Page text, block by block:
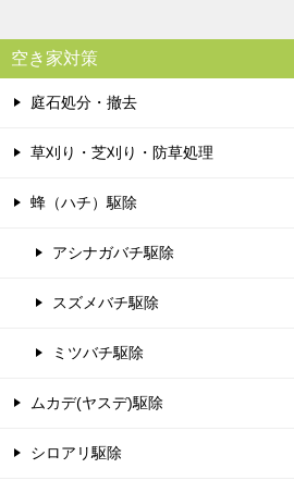
空き家対策
庭石処分・撤去
草刈り・芝刈り・防草処理
蜂（ハチ）駆除
アシナガバチ駆除
スズメバチ駆除
ミツバチ駆除
ムカデ(ヤスデ)駆除
シロアリ駆除